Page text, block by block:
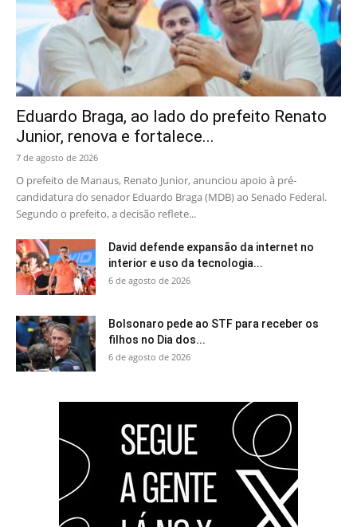
Eduardo Braga, ao lado do prefeito Renato
Junior, renova e fortalece...
7 de agosto de 2026
O prefeito de Manaus, Renato Junior, anunciou apoio à pré-
candidatura do senador Eduardo Braga (MDB) ao Senado Federal.
Segundo o prefeito, a decisão reflete...
David defende expansão da internet no
interior e uso da tecnologia...
6 de agosto de 2026
Bolsonaro pede ao STF para receber os
filhos no Dia dos...
6 de agosto de 2026